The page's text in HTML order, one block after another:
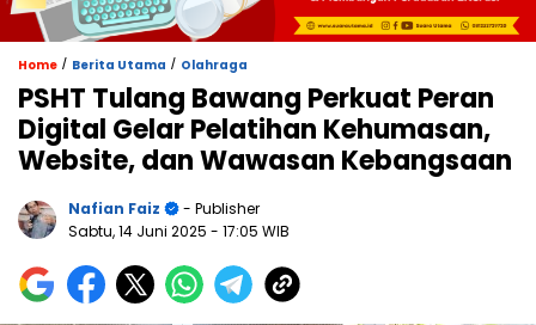
Home / Berita Utama / Olahraga
PSHT Tulang Bawang Perkuat Peran
Digital Gelar Pelatihan Kehumasan,
Website, dan Wawasan Kebangsaan
Nafian Faiz
- Publisher
Sabtu, 14 Juni 2025 - 17:05 WIB